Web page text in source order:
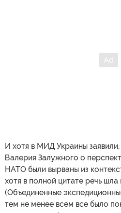
И хотя в МИД Украины
Валерия Залужного о
НАТО были вырваны из
хотя в полной цитате речь
(Объединенные
тем не менее всем все было